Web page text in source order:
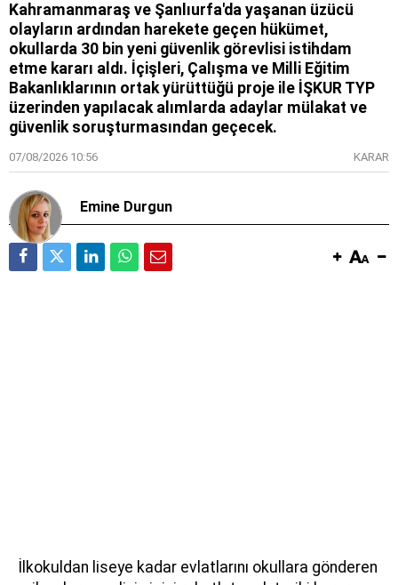
Kahramanmaraş ve Şanlıurfa'da yaşanan üzücü
olayların ardından harekete geçen hükümet,
okullarda 30 bin yeni güvenlik görevlisi istihdam
etme kararı aldı. İçişleri, Çalışma ve Milli Eğitim
Bakanlıklarının ortak yürüttüğü proje ile İŞKUR TYP
üzerinden yapılacak alımlarda adaylar mülakat ve
güvenlik soruşturmasından geçecek.
07/08/2026 10:56 KARAR
Emine Durgun
İlkokuldan liseye kadar evlatlarını okullara gönderen